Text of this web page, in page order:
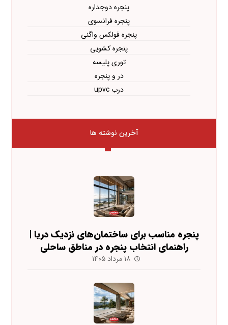
پنجره دوجداره
پنجره فرانسوی
پنجره فولکس واگنی
پنجره کشویی
توری پلیسه
در و پنجره
درب upvc
آخرین نوشته ها
پنجره مناسب برای ساختمان‌های نزدیک دریا |
راهنمای انتخاب پنجره در مناطق ساحلی
۱۸ مرداد ۱۴۰۵